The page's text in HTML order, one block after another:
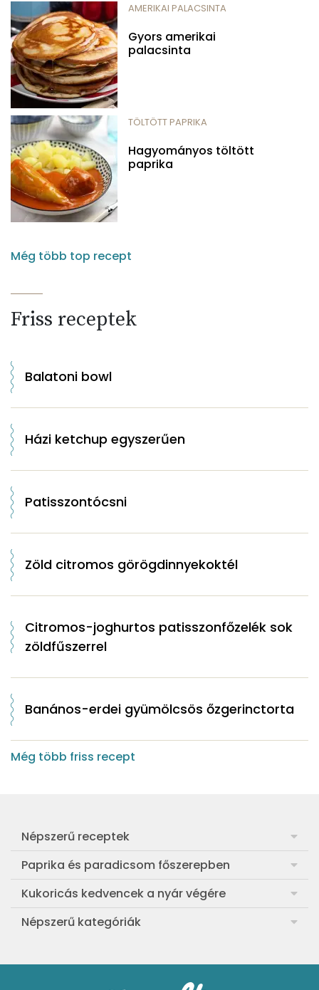
AMERIKAI PALACSINTA
Gyors amerikai
palacsinta
TÖLTÖTT PAPRIKA
Hagyományos töltött
paprika
Még több top recept
Friss receptek
Balatoni bowl
Házi ketchup egyszerűen
Patisszontócsni
Zöld citromos görögdinnyekoktél
Citromos-joghurtos patisszonfőzelék sok
zöldfűszerrel
Banános-erdei gyümölcsös őzgerinctorta
Még több friss recept
Népszerű receptek
Frankfurti leves
Egyszerű muffin
Aranygaluska
Egyszerű krumplifőzelék
Paprika és paradicsom főszerepben
Pan con Tomate
Paradicsom és paprika eltevése télre
Paradicsomos húsgombóc
Kukoricás kedvencek a nyár végére
Legfinomabb főtt kukorica
Bang bang kukorica
Népszerű kategóriák